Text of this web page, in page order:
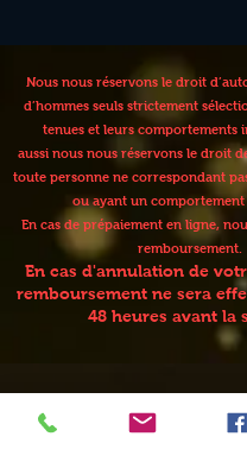
Nous nous réservons le droit
d’hommes seuls strictement
tenues et leurs comportements
aussi nous nous réservons le droit
toute personne ne correspondant
ou ayant un comportement
En cas de prépaiement en ligne,
remboursement.
En cas d'annulation de
remboursement ne sera
48 heures avant la